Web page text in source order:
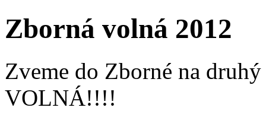
Zborná volná 2012
Zveme do Zborné na
VOLNÁ!!!!